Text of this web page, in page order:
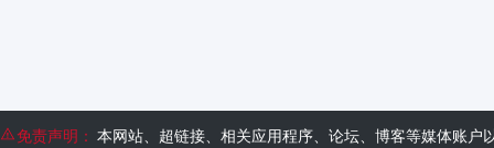
免责声明： 本网站、超链接、相关应用程序、论坛、博客等媒体账